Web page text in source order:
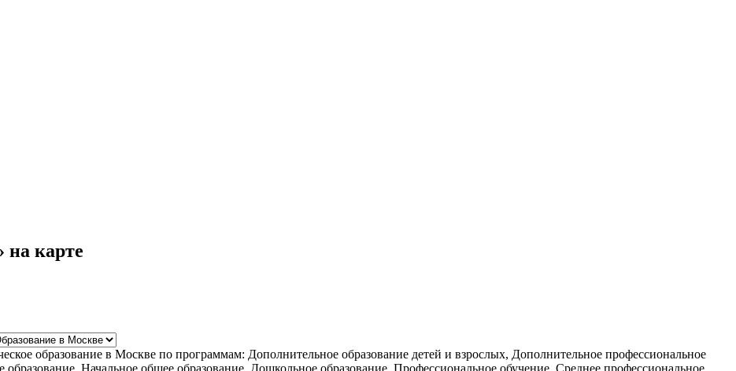
на карте
образование в Москве по программам: Дополнительное образование детей и взрослых, Дополнительное профессиональное
Начальное общее образование, Дошкольное образование, Профессиональное обучение, Среднее профессиональное